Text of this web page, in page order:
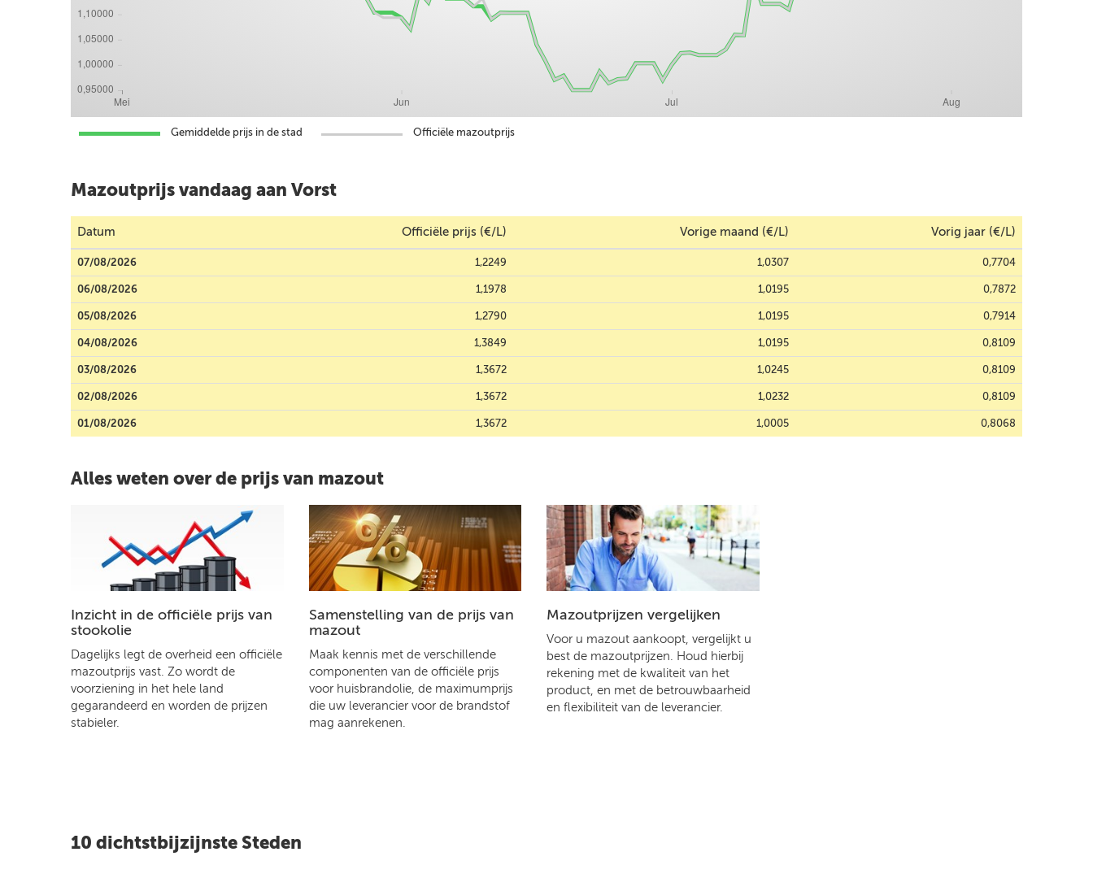
Gemiddelde prijs in de stad Officiële mazoutprijs
Mazoutprijs vandaag aan Vorst
Datum Officiële prijs (€/L) Vorige maand (€/L) Vorig jaar (€/L)
07/08/2026 1,2249 1,0307 0,7704
06/08/2026 1,1978 1,0195 0,7872
05/08/2026 1,2790 1,0195 0,7914
04/08/2026 1,3849 1,0195 0,8109
03/08/2026 1,3672 1,0245 0,8109
02/08/2026 1,3672 1,0232 0,8109
01/08/2026 1,3672 1,0005 0,8068
Alles weten over de prijs van mazout
Inzicht in de officiële prijs van
stookolie
Dagelijks legt de overheid een officiële
mazoutprijs vast. Zo wordt de
voorziening in het hele land
gegarandeerd en worden de prijzen
stabieler.
Samenstelling van de prijs van
mazout
Maak kennis met de verschillende
componenten van de officiële prijs
voor huisbrandolie, de maximumprijs
die uw leverancier voor de brandstof
mag aanrekenen.
Mazoutprijzen vergelijken
Voor u mazout aankoopt, vergelijkt u
best de mazoutprijzen. Houd hierbij
rekening met de kwaliteit van het
product, en met de betrouwbaarheid
en flexibiliteit van de leverancier.
10 dichtstbijzijnste Steden